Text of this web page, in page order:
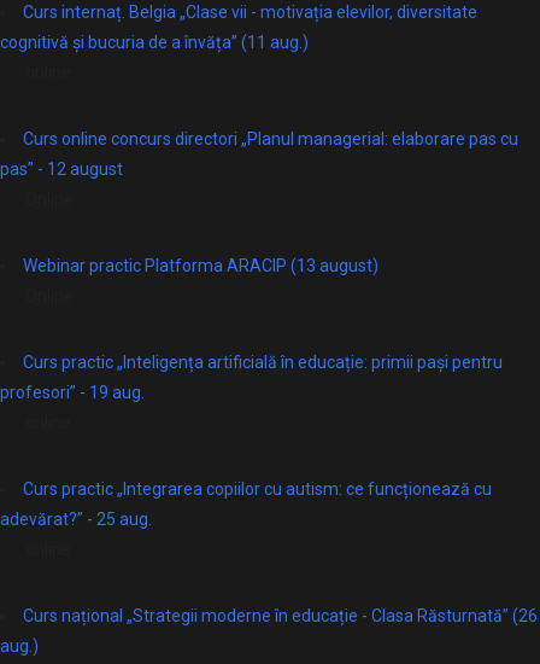
Curs internaț. Belgia „Clase vii - motivația elevilor, diversitate
cognitivă și bucuria de a învăța” (11 aug.)
Curs online concurs directori „Planul managerial: elaborare pas cu
pas” - 12 august
Webinar practic Platforma ARACIP (13 august)
Curs practic „Inteligența artificială în educație: primii pași pentru
profesori” - 19 aug.
Curs practic „Integrarea copiilor cu autism: ce funcționează cu
adevărat?” - 25 aug.
Curs național „Strategii moderne în educație - Clasa Răsturnată” (26
aug.)